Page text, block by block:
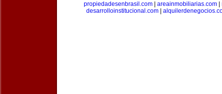
propiedadesenbrasil.com| areainmobiliarias.com|
desarrolloinstitucional.com